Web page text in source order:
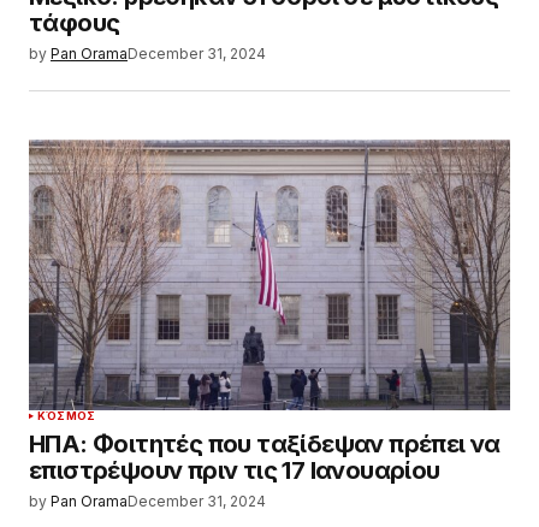
τάφους
by Pan OramaDecember 31, 2024
ΚΌΣΜΟΣ
ΗΠΑ: Φοιτητές που ταξίδεψαν πρέπει να
επιστρέψουν πριν τις 17 Ιανουαρίου
by Pan OramaDecember 31, 2024